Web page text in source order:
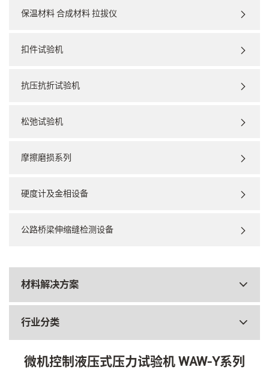
保温材料 合成材料 拉拔仪
扣件试验机
抗压抗折试验机
松弛试验机
摩擦磨损系列
硬度计及金相设备
公路桥梁伸缩缝检测设备
材料解决方案
行业分类
微机控制液压式压力试验机 WAW-Y系列